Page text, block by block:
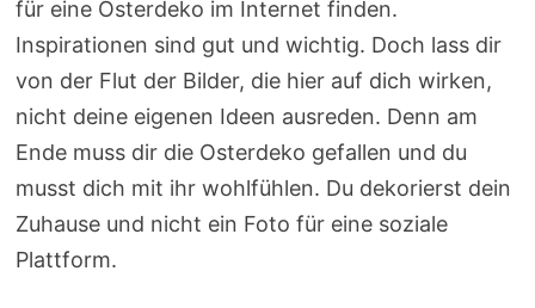
für eine Osterdeko im Internet finden.
Inspirationen sind gut und wichtig. Doch lass dir
von der Flut der Bilder, die hier auf dich wirken,
nicht deine eigenen Ideen ausreden. Denn am
Ende muss dir die Osterdeko gefallen und du
musst dich mit ihr wohlfühlen. Du dekorierst dein
Zuhause und nicht ein Foto für eine soziale
Plattform.